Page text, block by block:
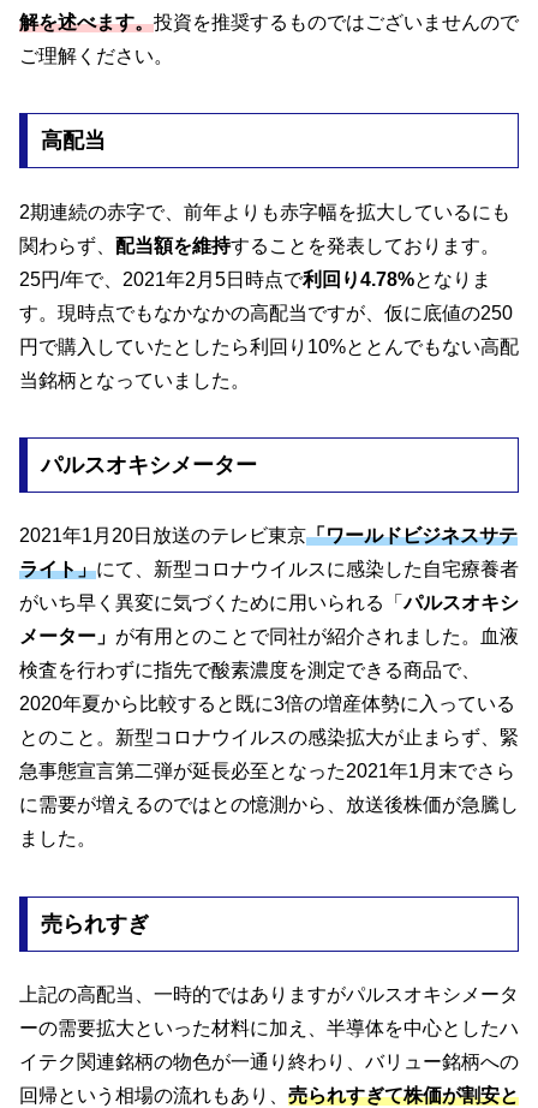
解を述べます。投資を推奨するものではございませんので
ご理解ください。
高配当
2期連続の赤字で、前年よりも赤字幅を拡大しているにも
関わらず、 配当額を維持することを発表しております。
25円/年で、2021年2月5日時点で利回り4.78%となりま
す。現時点でもなかなかの高配当ですが、仮に底値の250
円で購入していたとしたら利回り10%ととんでもない高配
当銘柄となっていました。
パルスオキシメーター
2021年1月20日放送のテレビ東京「ワールドビジネスサテ
ライト」にて、新型コロナウイルスに感染した自宅療養者
がいち早く異変に気づくために用いられる「パルスオキシ
メーター」 が有用とのことで同社が紹介されました。血液
検査を行わずに指先で酸素濃度を測定できる商品で、
2020年夏から比較すると既に3倍の増産体勢に入っている
とのこと。新型コロナウイルスの感染拡大が止まらず、緊
急事態宣言第二弾が延長必至となった2021年1月末でさら
に需要が増えるのではとの憶測から、放送後株価が急騰し
ました。
売られすぎ
上記の高配当、一時的ではありますがパルスオキシメータ
ーの需要拡大といった材料に加え、半導体を中心としたハ
イテク関連銘柄の物色が一通り終わり、バリュー銘柄への
回帰という相場の流れもあり、 売られすぎて株価が割安と